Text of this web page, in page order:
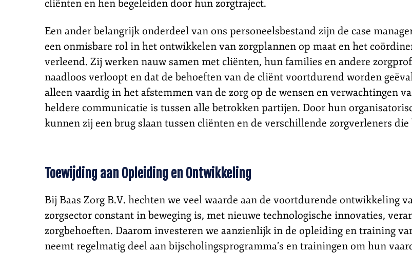
cliënten en hen begeleiden door hun zorgtraject.
Een ander belangrijk onderdeel van ons personeelsbestand zijn de case
een onmisbare rol in het ontwikkelen van zorgplannen op maat en het
verleend. Zij werken nauw samen met cliënten, hun families en andere
naadloos verloopt en dat de behoeften van de cliënt voortdurend worden
alleen vaardig in het afstemmen van de zorg op de wensen en verwachtingen
heldere communicatie is tussen alle betrokken partijen. Door hun
kunnen zij een brug slaan tussen cliënten en de verschillende zorgverleners
Toewijding aan Opleiding en Ontwikkeling
Bij Baas Zorg B.V. hechten we veel waarde aan de voortdurende ontwikkeling
zorgsector constant in beweging is, met nieuwe technologische innovaties,
zorgbehoeften. Daarom investeren we aanzienlijk in de opleiding en training
neemt regelmatig deel aan bijscholingsprogramma’s en trainingen om hun